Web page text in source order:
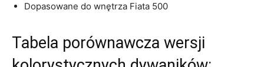
Dopasowane do wnętrza Fiata 500
Tabela porównawcza ⁢wersji